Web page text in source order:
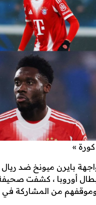
»
بايرن ميونخ ضد
أوروبا ، كشفت
وموقفهم من المشاركة في